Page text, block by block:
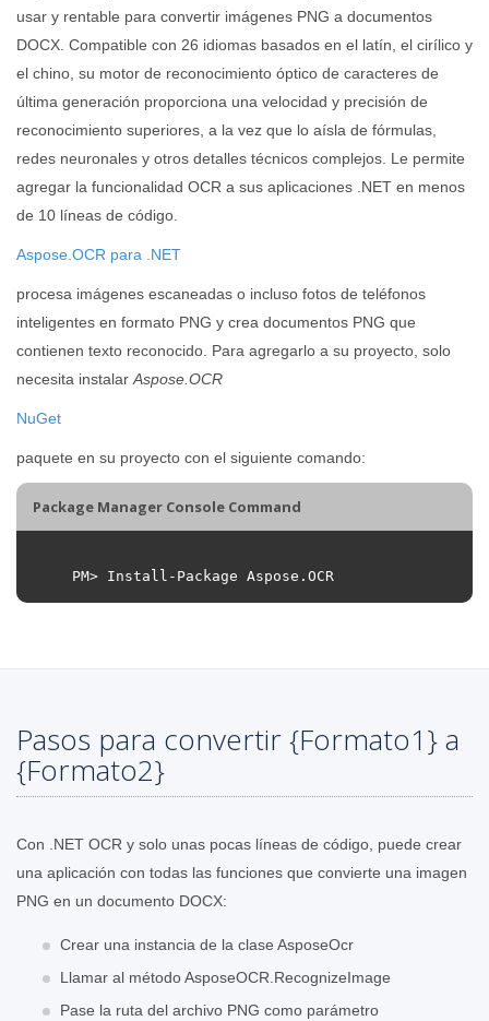
usar y rentable para convertir imágenes PNG a documentos
DOCX. Compatible con 26 idiomas basados ​​en el latín, el cirílico y
el chino, su motor de reconocimiento óptico de caracteres de
última generación proporciona una velocidad y precisión de
reconocimiento superiores, a la vez que lo aísla de fórmulas,
redes neuronales y otros detalles técnicos complejos. Le permite
agregar la funcionalidad OCR a sus aplicaciones .NET en menos
de 10 líneas de código.
Aspose.OCR para .NET
procesa imágenes escaneadas o incluso fotos de teléfonos
inteligentes en formato PNG y crea documentos PNG que
contienen texto reconocido. Para agregarlo a su proyecto, solo
necesita instalar Aspose.OCR
NuGet
paquete en su proyecto con el siguiente comando:
Package Manager Console Command
PM> Install - Package Aspose . OCR
Pasos para convertir {Formato1} a
{Formato2}
Con .NET OCR y solo unas pocas líneas de código, puede crear
una aplicación con todas las funciones que convierte una imagen
PNG en un documento DOCX:
Crear una instancia de la clase AsposeOcr
Llamar al método AsposeOCR.RecognizeImage
Pase la ruta del archivo PNG como parámetro